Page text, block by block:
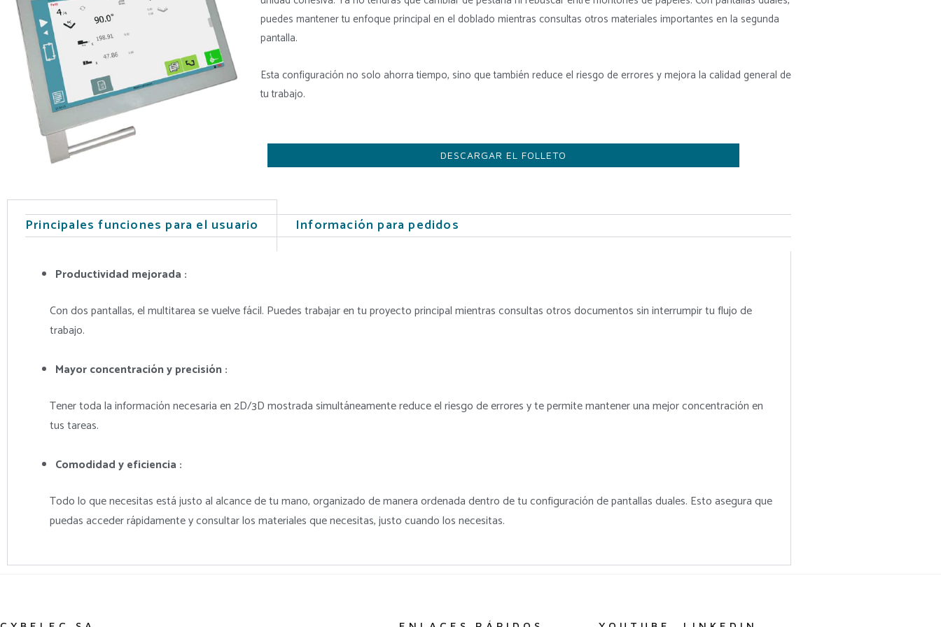
puedes mantener tu enfoque principal en el doblado mientras consultas otros materiales importantes en la segunda
pantalla.
Esta configuración no solo ahorra tiempo, sino que también reduce el riesgo de errores y mejora la calidad general de
tu trabajo.
DESCARGAR EL FOLLETO
Principales funciones para el usuario Información para pedidos
Productividad mejorada :
Con dos pantallas, el multitarea se vuelve fácil. Puedes trabajar en tu proyecto principal mientras consultas otros documentos sin interrumpir tu flujo de
trabajo.
Mayor concentración y precisión :
Tener toda la información necesaria en 2D/3D mostrada simultáneamente reduce el riesgo de errores y te permite mantener una mejor concentración en
tus tareas.
Comodidad y eficiencia :
Todo lo que necesitas está justo al alcance de tu mano, organizado de manera ordenada dentro de tu configuración de pantallas duales. Esto asegura que
puedas acceder rápidamente y consultar los materiales que necesitas, justo cuando los necesitas.